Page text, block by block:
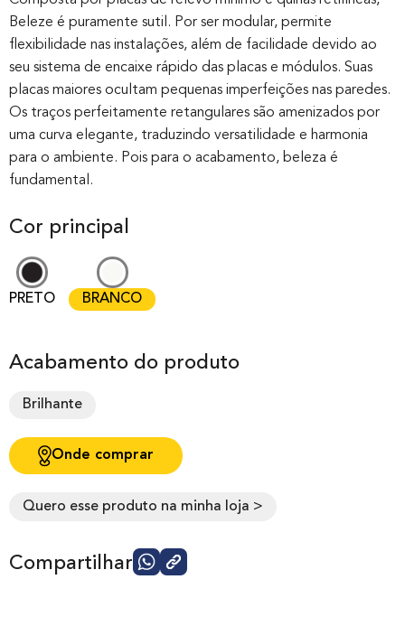
based on
customer
rating
Beleze é puramente sutil. Por ser modular, permite
flexibilidade nas instalações, além de facilidade devido ao
seu sistema de encaixe rápido das placas e módulos. Suas
placas maiores ocultam pequenas imperfeições nas paredes.
Os traços perfeitamente retangulares são amenizados por
uma curva elegante, traduzindo versatilidade e harmonia
para o ambiente. Pois para o acabamento, beleza é
fundamental.
Cor principal
PRETO BRANCO
Acabamento do produto
Brilhante
Onde comprar
Quero esse produto na minha loja >
Compartilhar